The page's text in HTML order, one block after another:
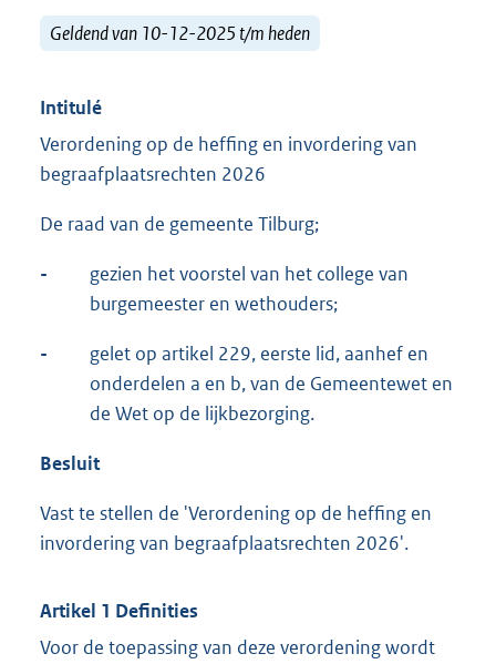
Geldend van 10-12-2025 t/m heden
Intitulé
Verordening op de heffing en invordering van
begraafplaatsrechten 2026
De raad van de gemeente Tilburg;
-
gezien het voorstel van het college van
burgemeester en wethouders;
-
gelet op artikel 229, eerste lid, aanhef en
onderdelen a en b, van de Gemeentewet en
de Wet op de lijkbezorging.
Besluit
Vast te stellen de 'Verordening op de heffing en
invordering van begraafplaatsrechten 2026'.
Artikel 1 Definities
Voor de toepassing van deze verordening wordt